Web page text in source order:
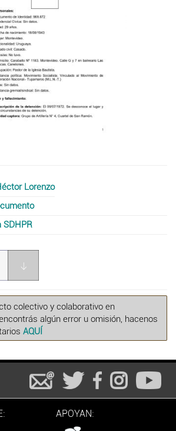
Lorenzo
SDHPR
colectivo y colaborativo en
algún error u omisión, hacenos
AQUÍ
APOYAN: